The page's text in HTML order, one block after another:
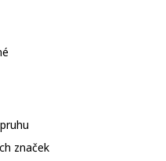
značek